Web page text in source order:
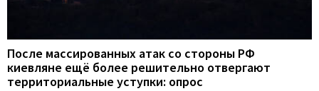
После массированных атак со стороны РФ
киевляне ещё более решительно отвергают
территориальные уступки: опрос